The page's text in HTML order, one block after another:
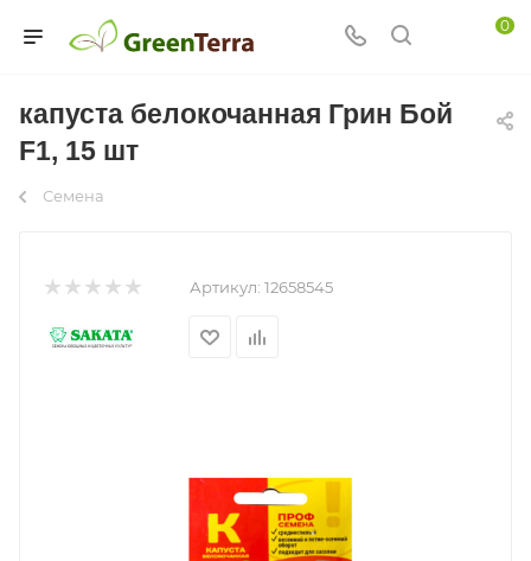
0
капуста белокочанная Грин Бой
F1, 15 шт
Семена
Артикул: 12658545